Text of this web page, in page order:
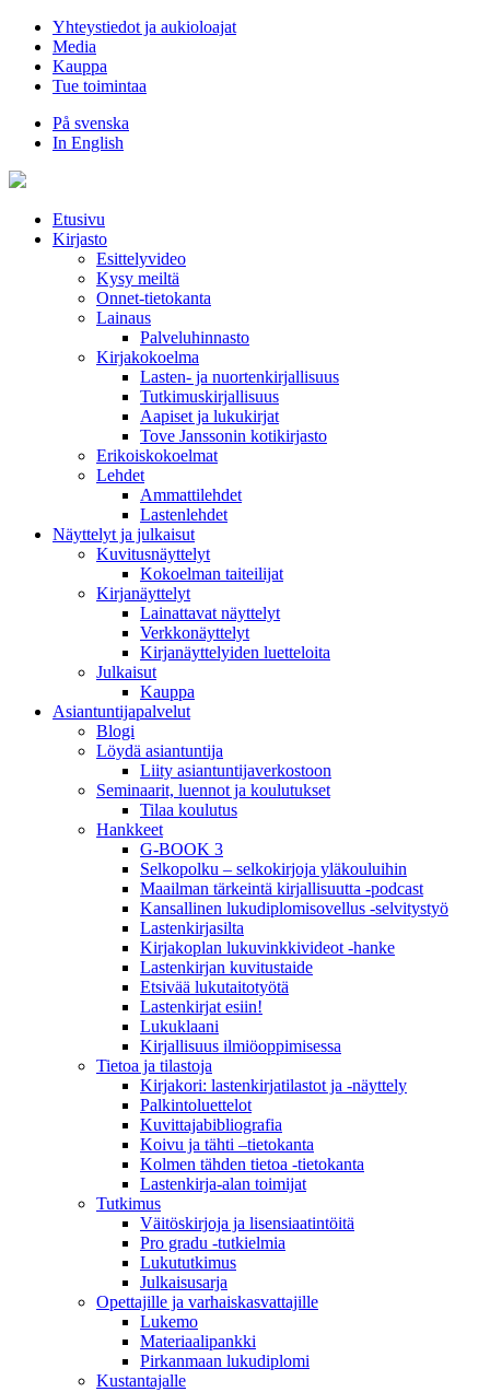
Hyppää
sisältöön
Yhteystiedot ja aukioloajat
Media
Kauppa
Tue toimintaa
På svenska
In English
Etusivu
Kirjasto
Esittelyvideo
Kysy meiltä
Onnet-tietokanta
Lainaus
Palveluhinnasto
Kirjakokoelma
Lasten- ja nuortenkirjallisuus
Tutkimuskirjallisuus
Aapiset ja lukukirjat
Tove Janssonin kotikirjasto
Erikoiskokoelmat
Lehdet
Ammattilehdet
Lastenlehdet
Näyttelyt ja julkaisut
Kuvitusnäyttelyt
Kokoelman taiteilijat
Kirjanäyttelyt
Lainattavat näyttelyt
Verkkonäyttelyt
Kirjanäyttelyiden luetteloita
Julkaisut
Kauppa
Asiantuntija­palvelut
Blogi
Löydä asiantuntija
Liity asiantuntijaverkostoon
Seminaarit, luennot ja koulutukset
Tilaa koulutus
Hankkeet
G-BOOK 3
Selkopolku – selkokirjoja yläkouluihin
Maailman tärkeintä kirjallisuutta -podcast
Kansallinen lukudiplomisovellus -selvitystyö
Lastenkirjasilta
Kirjakoplan lukuvinkkivideot -hanke
Lastenkirjan kuvitustaide
Etsivää lukutaitotyötä
Lastenkirjat esiin!
Lukuklaani
Kirjallisuus ilmiöoppimisessa
Tietoa ja tilastoja
Kirjakori: lastenkirjatilastot ja -näyttely
Palkintoluettelot
Kuvittaja­bibliografia
Koivu ja tähti –tietokanta
Kolmen tähden tietoa -tietokanta
Lastenkirja-alan toimijat
Tutkimus
Väitöskirjoja ja lisensiaatintöitä
Pro gradu -tutkielmia
Lukututkimus
Julkaisusarja
Opettajille ja varhaiskasvattajille
Lukemo
Materiaalipankki
Pirkanmaan lukudiplomi
Kustantajalle